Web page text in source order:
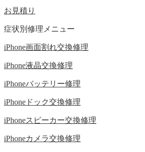
お見積り
症状別修理メニュー
iPhone画面割れ交換修理
iPhone液晶交換修理
iPhoneバッテリー修理
iPhoneドック交換修理
iPhoneスピーカー交換修理
iPhoneカメラ交換修理